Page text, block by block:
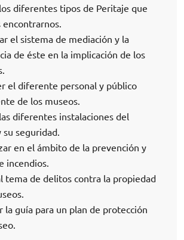
diferentes tipos de Peritaje que
encontrarnos.
el sistema de mediación y la
de éste en la implicación de los
el diferente personal y público
de los museos.
diferentes instalaciones del
su seguridad.
en el ámbito de la prevención y
incendios.
tema de delitos contra la propiedad
la guía para un plan de protección